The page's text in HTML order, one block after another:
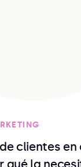
clientes en
qué la